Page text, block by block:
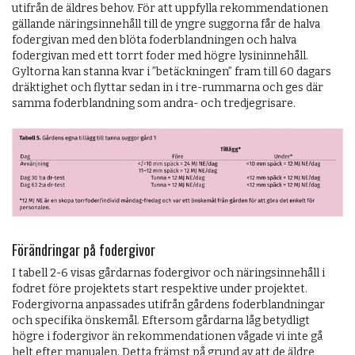
utifrån de äldres behov. För att uppfylla rekommendationen
gällande näringsinnehåll till de yngre suggorna får de halva
fodergivan med den blöta foderblandningen och halva
fodergivan med ett torrt foder med högre lysininnehåll.
Gyltorna kan stanna kvar i ”betäckningen” fram till 60 dagars
dräktighet och flyttar sedan in i tre-rummarna och ges där
samma foderblandning som andra- och tredjegrisare.
Förändringar på fodergivor
I tabell 2-6 visas gårdarnas fodergivor och näringsinnehåll i
fodret före projektets start respektive under projektet.
Fodergivorna anpassades utifrån gårdens foderblandningar
och specifika önskemål. Eftersom gårdarna låg betydligt
högre i fodergivor än rekommendationen vågade vi inte gå
helt efter manualen. Detta främst på grund av att de äldre